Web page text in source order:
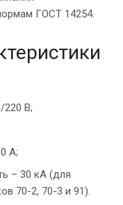
ГОСТ 14254.
220 В;
А;
– 30 кА (для
70-2, 70-3 и 91).